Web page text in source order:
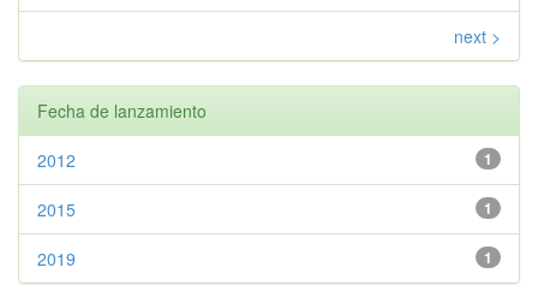
next >
Fecha de lanzamiento
1
2012
1
2015
1
2019